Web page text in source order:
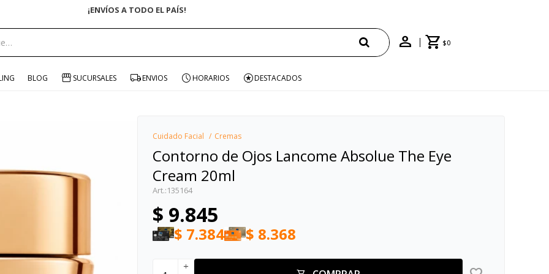
ENVÍO GRATIS EN COMPRAS +$1500 CON CUPÓN "ENVÍO"
$0
BLOG SUCURSALES ENVIOS HORARIOS DESTACADOS
Cuidado Facial Cremas
Contorno de Ojos Lancome Absolue The Eye
Cream 20ml
135164
$ 9.845
$ 7.384 $ 8.368
add